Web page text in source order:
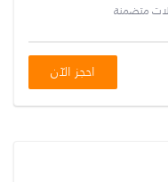
متضمنة
احجز الآن